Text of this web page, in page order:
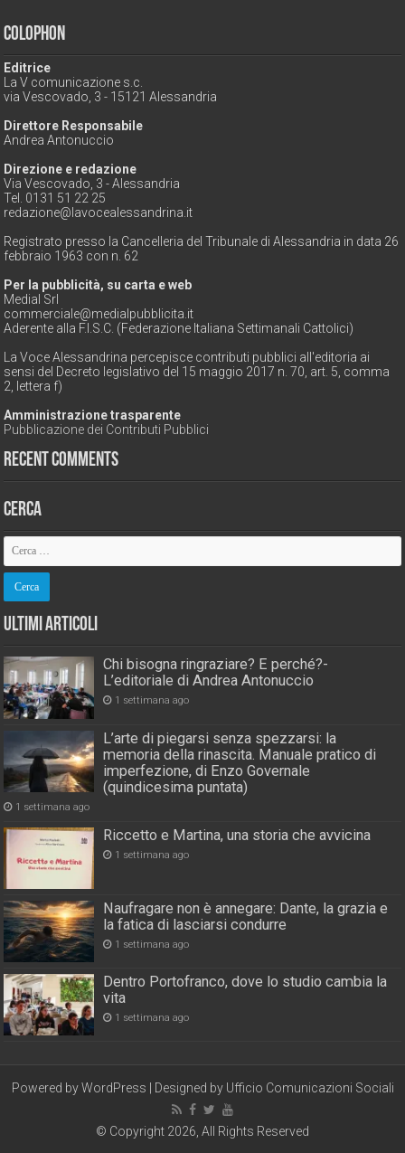
Colophon
Editrice
La V comunicazione s.c.
via Vescovado, 3 - 15121 Alessandria
Direttore Responsabile
Andrea Antonuccio
Direzione e redazione
Via Vescovado, 3 - Alessandria
Tel. 0131 51 22 25
redazione@lavocealessandrina.it
Registrato presso la Cancelleria del Tribunale di Alessandria in data 26
febbraio 1963 con n. 62
Per la pubblicità, su carta e web
Medial Srl
commerciale@medialpubblicita.it
Aderente alla F.I.S.C. (Federazione Italiana Settimanali Cattolici)
La Voce Alessandrina percepisce contributi pubblici all'editoria ai
sensi del Decreto legislativo del 15 maggio 2017 n. 70, art. 5, comma
2, lettera f)
Amministrazione trasparente
Pubblicazione dei Contributi Pubblici
Recent Comments
Cerca
Ultimi Articoli
Chi bisogna ringraziare? E perché?-
L’editoriale di Andrea Antonuccio
1 settimana ago
L’arte di piegarsi senza spezzarsi: la
memoria della rinascita. Manuale pratico di
imperfezione, di Enzo Governale
(quindicesima puntata)
1 settimana ago
Riccetto e Martina, una storia che avvicina
1 settimana ago
Naufragare non è annegare: Dante, la grazia e
la fatica di lasciarsi condurre
1 settimana ago
Dentro Portofranco, dove lo studio cambia la
vita
1 settimana ago
Powered byWordPress | Designed by Ufficio Comunicazioni Sociali
© Copyright 2026, All Rights Reserved